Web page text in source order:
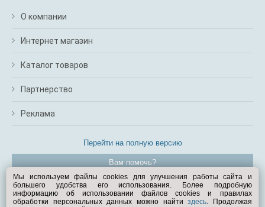
О компании
Интернет магазин
Каталог товаров
Партнерство
Реклама
Перейти на полную версию
Вам помочь?
© Exist.ru 1998—2026
Мы используем файлы cookies для улучшения работы сайта и
большего удобства его использования. Более подробную
информацию об использовании файлов cookies и правилах
обработки персональных данных можно найтиздесь. Продолжая